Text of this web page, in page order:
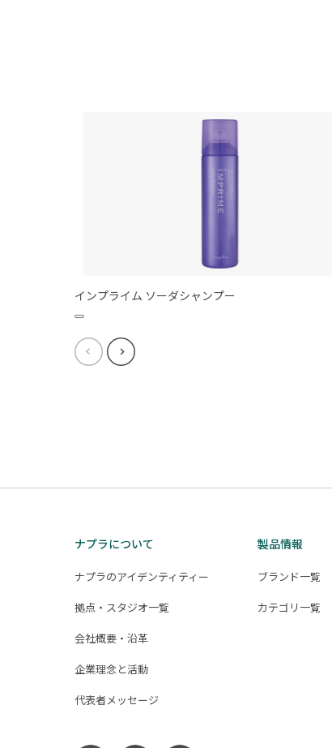
インプライム ソーダシャンプー
ナプラについて
ナプラのアイデンティティー
拠点・スタジオ一覧
会社概要・沿革
企業理念と活動
代表者メッセージ
製品情報
ブランド一覧
カテゴリ一覧